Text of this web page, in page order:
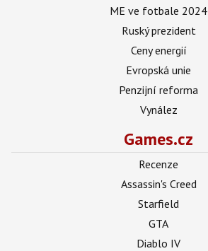
ME ve fotbale 2024
Ruský prezident
Ceny energií
Evropská unie
Penzijní reforma
Vynález
Games.cz
Recenze
Assassin's Creed
Starfield
GTA
Diablo IV